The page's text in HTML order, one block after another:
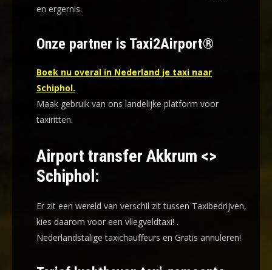
en ergernis.
Onze partner is Taxi2Airport®
Boek nu overal in Nederland je taxi naar
Schiphol.
Maak gebruik van ons landelijke platform voor
taxiritten.
Airport transfer Akkrum <>
Schiphol:
Er zit een wereld van verschil zit tussen Taxibedrijven,
kies daarom voor een vliegveldtaxi! .
Nederlandstalige taxichauffeurs en Gratis annuleren!